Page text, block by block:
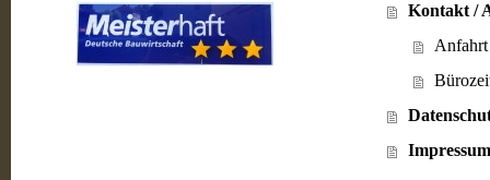
Kontakt /
Anfahrt